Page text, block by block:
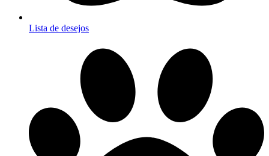
Lista de desejos